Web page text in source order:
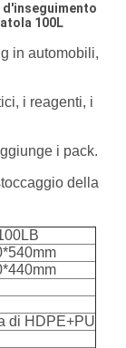
100L
in automobili,
i reagenti, i
i pack.
della
di HDPE+PU